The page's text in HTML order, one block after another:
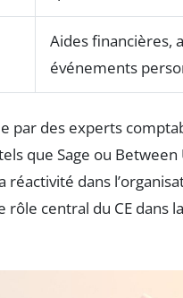
Aides financières,
événements
par des experts
que Sage ou
dans
central du CE dans